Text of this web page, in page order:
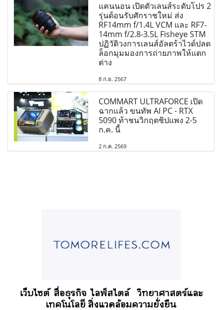
แคนนอน เปิดตัวเลนส์ระดับโปร 2
รุ่นต้อนรับศักราชใหม่ ส่ง
RF14mm f/1.4L VCM และ RF7-
14mm f/2.8-3.5L Fisheye STM
ปฏิวัติวงการเลนส์อัลตร้าไวด์ปลด
ล็อกมุมมองการถ่ายภาพให้แตก
ต่าง
8 ก.ย. 2567
COMMART ULTRAFORCE เปิด
ฉากแล้ว ขนทัพ AI PC - RTX
5090 ท้าชนวิกฤตชิปแพง 2-5
ก.ค. นี้
2 ก.ค. 2569
เว็บไซต์ สื่อธุรกิจไลฟ์สไตล์ วิทยาศาสตร์และ
เทคโนโลยี สิ่งแวดล้อมความยั่งยืน